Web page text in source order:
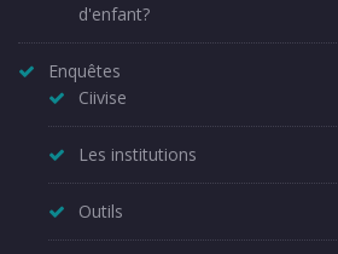
d'enfant?
Enquêtes
Ciivise
Les institutions
Outils